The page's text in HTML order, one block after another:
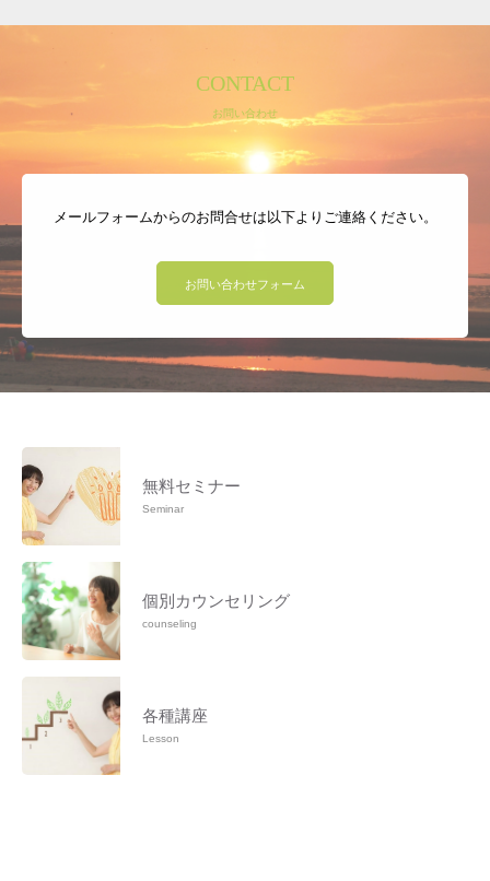
CONTACT
お問い合わせ
メールフォームからのお問合せは以下よりご連絡ください。
お問い合わせフォーム
無料セミナー
Seminar
個別カウンセリング
counseling
各種講座
Lesson